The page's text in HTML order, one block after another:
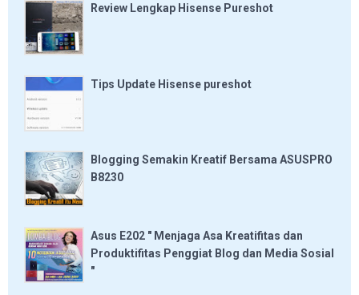
Review Lengkap Hisense Pureshot
Tips Update Hisense pureshot
Blogging Semakin Kreatif Bersama ASUSPRO
B8230
Asus E202 " Menjaga Asa Kreatifitas dan
Produktifitas Penggiat Blog dan Media Sosial
"